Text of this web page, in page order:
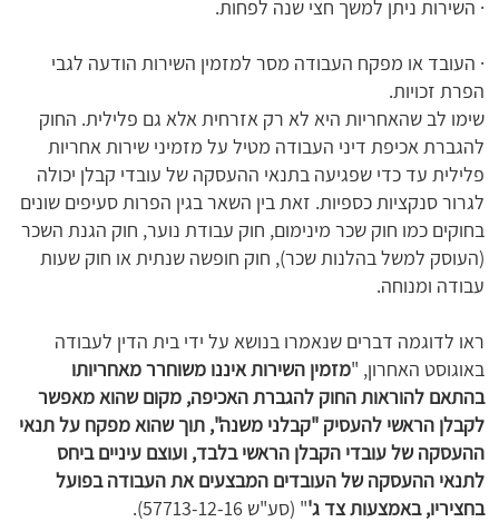
· השירות ניתן למשך חצי שנה לפחות.
· העובד או מפקח העבודה מסר למזמין השירות הודעה לגבי
הפרת זכויות.
שימו לב שהאחריות היא לא רק אזרחית אלא גם פלילית. החוק
להגברת אכיפת דיני העבודה מטיל על מזמיני שירות אחריות
פלילית עד כדי שפגיעה בתנאי ההעסקה של עובדי קבלן יכולה
לגרור סנקציות כספיות. זאת בין השאר בגין הפרות סעיפים שונים
בחוקים כמו חוק שכר מינימום, חוק עבודת נוער, חוק הגנת השכר
(העוסק למשל בהלנות שכר), חוק חופשה שנתית או חוק שעות
עבודה ומנוחה.
ראו לדוגמה דברים שנאמרו בנושא על ידי בית הדין לעבודה
באוגוסט האחרון, "מזמין השירות איננו משוחרר מאחריותו
בהתאם להוראות החוק להגברת האכיפה, מקום שהוא מאפשר
לקבלן הראשי להעסיק "קבלני משנה", תוך שהוא מפקח על תנאי
ההעסקה של עובדי הקבלן הראשי בלבד, ועוצם עיניים ביחס
לתנאי ההעסקה של העובדים המבצעים את העבודה בפועל
בחציריו, באמצעות צד ג'" (סע"ש 57713-12-16).